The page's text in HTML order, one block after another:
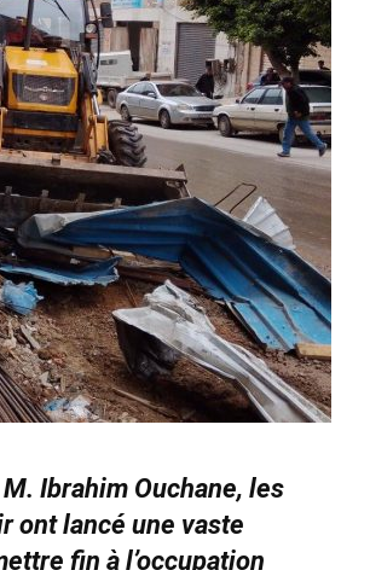
Ibrahim Ouchane, les
ont lancé une vaste
fin à l’occupation